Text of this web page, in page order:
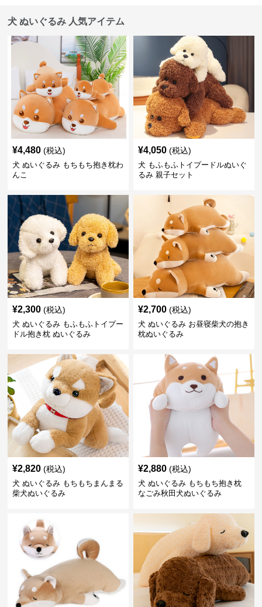
犬 ぬいぐるみ 人気アイテム
¥4,480 (税込)
犬 ぬいぐるみ もちもち抱き枕わ
んこ
¥4,050 (税込)
犬 もふもふトイプードルぬいぐ
るみ 親子セット
¥2,300 (税込)
犬 ぬいぐるみ もふもふトイプー
ドル抱き枕 ぬいぐるみ
¥2,700 (税込)
犬 ぬいぐるみ お昼寝柴犬の抱き
枕ぬいぐるみ
¥2,820 (税込)
犬 ぬいぐるみ もちもちまんまる
柴犬ぬいぐるみ
¥2,880 (税込)
犬 ぬいぐるみ もちもち抱き枕
なごみ秋田犬ぬいぐるみ